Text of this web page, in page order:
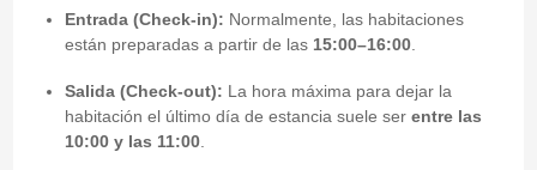
Entrada (Check-in): Normalmente, las habitaciones
están preparadas a partir de las15:00–16:00.
Salida (Check-out): La hora máxima para dejar la
habitación el último día de estancia suele ser entre las
10:00 y las 11:00.